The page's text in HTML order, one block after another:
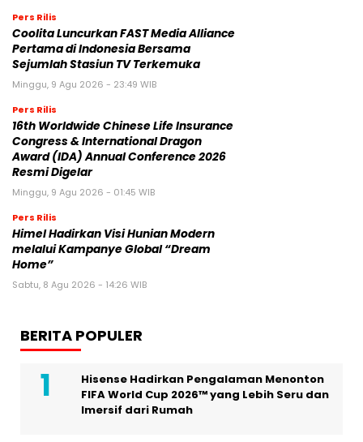
Pers Rilis
Coolita Luncurkan FAST Media Alliance
Pertama di Indonesia Bersama
Sejumlah Stasiun TV Terkemuka
Minggu, 9 Agu 2026 - 23:49 WIB
Pers Rilis
16th Worldwide Chinese Life Insurance
Congress & International Dragon
Award (IDA) Annual Conference 2026
Resmi Digelar
Minggu, 9 Agu 2026 - 01:45 WIB
Pers Rilis
Himel Hadirkan Visi Hunian Modern
melalui Kampanye Global “Dream
Home”
Sabtu, 8 Agu 2026 - 14:26 WIB
BERITA POPULER
Hisense Hadirkan Pengalaman Menonton
FIFA World Cup 2026™ yang Lebih Seru dan
Imersif dari Rumah